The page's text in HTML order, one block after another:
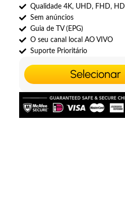
Qualidade 4K, UHD, FHD, HD
Sem anúncios
Guia de TV (EPG)
O seu canal local AO VIVO
Suporte Prioritário
Selecionar